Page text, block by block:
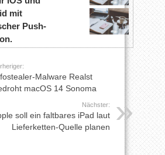
mit
Push-
Malware Realst
macOS 14 Sonoma
Nächster:
soll ein faltbares iPad laut
Lieferketten-Quelle planen